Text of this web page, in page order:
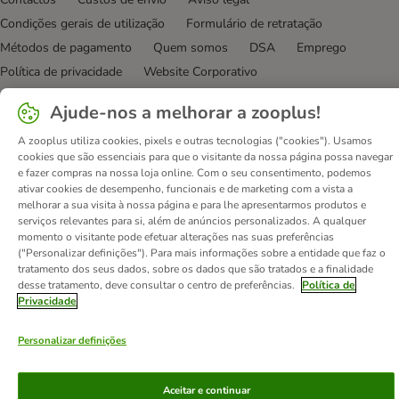
Condições gerais de utilização
Formulário de retratação
Métodos de pagamento
Quem somos DSA
Emprego
Política de privacidade
Website Corporativo
Declaração de acessibilidade
Ajude-nos a melhorar a zooplus!
A zooplus utiliza cookies, pixels e outras tecnologias ("cookies"). Usamos
cookies que são essenciais para que o visitante da nossa página possa navegar
e fazer compras na nossa loja online. Com o seu consentimento, podemos
ativar cookies de desempenho, funcionais e de marketing com a vista a
melhorar a sua visita à nossa página e para lhe apresentarmos produtos e
serviços relevantes para si, além de anúncios personalizados. A qualquer
momento o visitante pode efetuar alterações nas suas preferências
("Personalizar definições"). Para mais informações sobre a entidade que faz o
tratamento dos seus dados, sobre os dados que são tratados e a finalidade
desse tratamento, deve consultar o centro de preferências.
Política de
Privacidade
Personalizar definições
Aceitar e continuar